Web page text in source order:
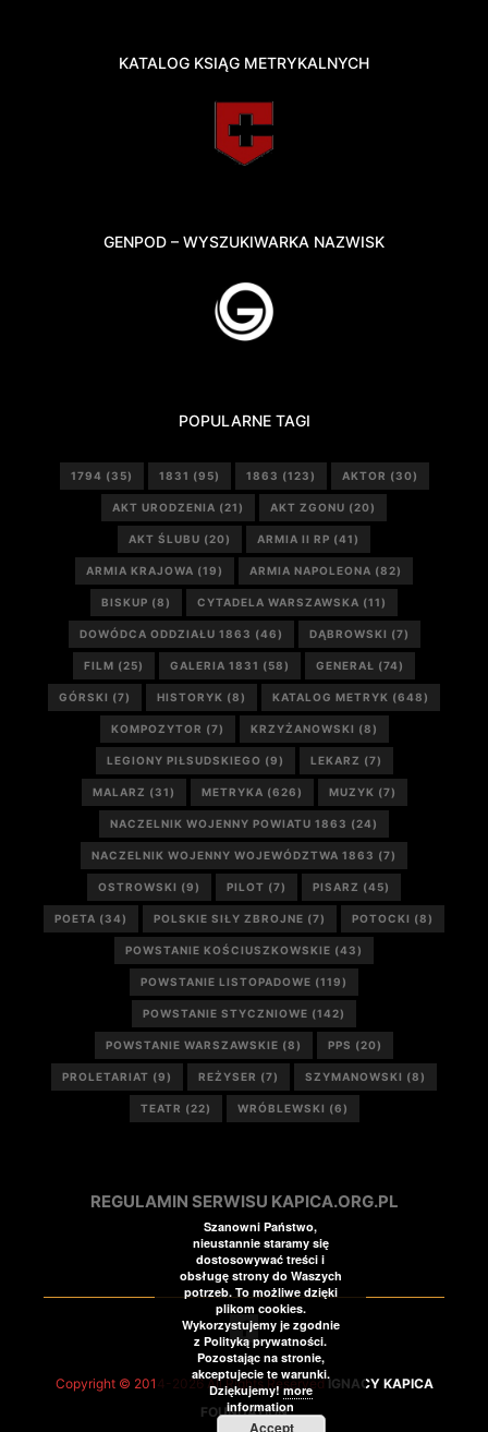
KATALOG KSIĄG METRYKALNYCH
GENPOD – WYSZUKIWARKA NAZWISK
POPULARNE TAGI
1794 (35) 1831 (95) 1863 (123) AKTOR (30)
AKT URODZENIA (21) AKT ZGONU (20)
AKT ŚLUBU (20) ARMIA II RP (41)
ARMIA KRAJOWA (19) ARMIA NAPOLEONA (82)
BISKUP (8) CYTADELA WARSZAWSKA (11)
DOWÓDCA ODDZIAŁU 1863 (46) DĄBROWSKI (7)
FILM (25) GALERIA 1831 (58) GENERAŁ (74)
GÓRSKI (7) HISTORYK (8) KATALOG METRYK (648)
KOMPOZYTOR (7) KRZYŻANOWSKI (8)
LEGIONY PIŁSUDSKIEGO (9) LEKARZ (7)
MALARZ (31) METRYKA (626) MUZYK (7)
NACZELNIK WOJENNY POWIATU 1863 (24)
NACZELNIK WOJENNY WOJEWÓDZTWA 1863 (7)
OSTROWSKI (9) PILOT (7) PISARZ (45)
POETA (34) POLSKIE SIŁY ZBROJNE (7) POTOCKI (8)
POWSTANIE KOŚCIUSZKOWSKIE (43)
POWSTANIE LISTOPADOWE (119)
POWSTANIE STYCZNIOWE (142)
POWSTANIE WARSZAWSKIE (8) PPS (20)
PROLETARIAT (9) REŻYSER (7) SZYMANOWSKI (8)
TEATR (22) WRÓBLEWSKI (6)
REGULAMIN SERWISU KAPICA.ORG.PL
Copyright © 2014-2026 All Rights ReservedIGNACY KAPICA
FOUNDATION
Szanowni Państwo,
nieustannie staramy się
dostosowywać treści i
obsługę strony do Waszych
potrzeb. To możliwe dzięki
plikom cookies.
Wykorzystujemy je zgodnie
z Polityką prywatności.
Pozostając na stronie,
akceptujecie te warunki.
Dziękujemy!more
information
Accept